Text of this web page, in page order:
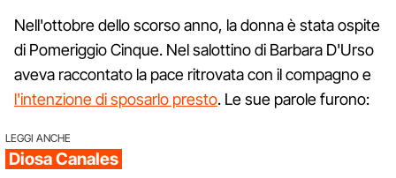
Nell'ottobre dello scorso anno, la donna è stata ospite
di Pomeriggio Cinque. Nel salottino di Barbara D'Urso
aveva raccontato la pace ritrovata con il compagno e
l'intenzione di sposarlo presto. Le sue parole furono:
LEGGI ANCHE
Diosa Canales